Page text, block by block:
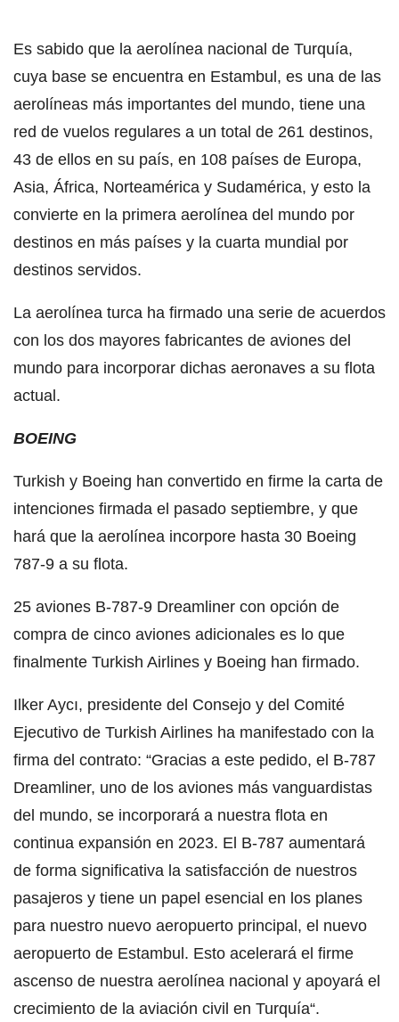
Es sabido que la aerolínea nacional de Turquía,
cuya base se encuentra en Estambul, es una de las
aerolíneas más importantes del mundo, tiene una
red de vuelos regulares a un total de 261 destinos,
43 de ellos en su país, en 108 países de Europa,
Asia, África, Norteamérica y Sudamérica, y esto la
convierte en la primera aerolínea del mundo por
destinos en más países y la cuarta mundial por
destinos servidos.
La aerolínea turca ha firmado una serie de acuerdos
con los dos mayores fabricantes de aviones del
mundo para incorporar dichas aeronaves a su flota
actual.
BOEING
Turkish y Boeing han convertido en firme la carta de
intenciones firmada el pasado septiembre, y que
hará que la aerolínea incorpore hasta 30 Boeing
787-9 a su flota.
25 aviones B-787-9 Dreamliner con opción de
compra de cinco aviones adicionales es lo que
finalmente Turkish Airlines y Boeing han firmado.
Ilker Aycı, presidente del Consejo y del Comité
Ejecutivo de Turkish Airlines ha manifestado con la
firma del contrato: “Gracias a este pedido, el B-787
Dreamliner, uno de los aviones más vanguardistas
del mundo, se incorporará a nuestra flota en
continua expansión en 2023. El B-787 aumentará
de forma significativa la satisfacción de nuestros
pasajeros y tiene un papel esencial en los planes
para nuestro nuevo aeropuerto principal, el nuevo
aeropuerto de Estambul. Esto acelerará el firme
ascenso de nuestra aerolínea nacional y apoyará el
crecimiento de la aviación civil en Turquía“.